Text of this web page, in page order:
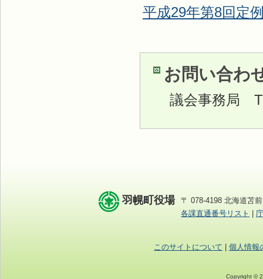
平成29年第8回定
お問い合わ
議会事務局
羽幌町役場
〒 078-4198 北海道苫
各課直通番号リスト
このサイトについて 個人情報
Copyright ©